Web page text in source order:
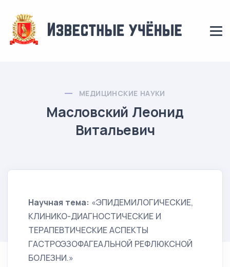
МЕДИЦИНСКИЕ НАУКИ
Масловский Леонид
Витальевич
Научная тема: «ЭПИДЕМИЛОГИЧЕСКИЕ,
КЛИНИКО-ДИАГНОСТИЧЕСКИЕ И
ТЕРАПЕВТИЧЕСКИЕ АСПЕКТЫ
ГАСТРОЭЗОФАГЕАЛЬНОЙ РЕФЛЮКСНОЙ
БОЛЕЗНИ.»